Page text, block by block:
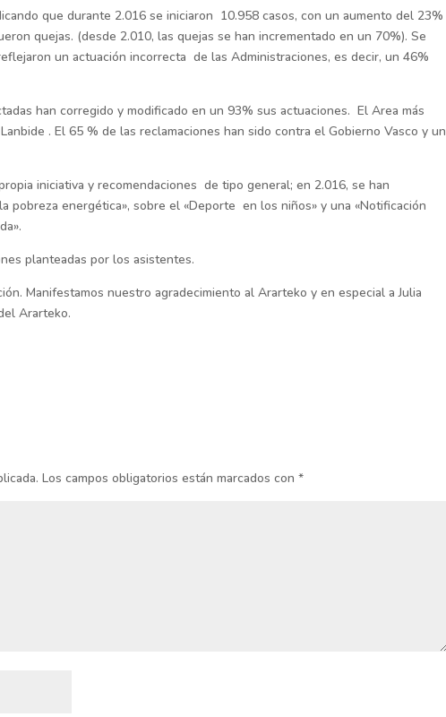
que durante 2.016 se iniciaron 10.958 casos, con un aumento del 23%
quejas. (desde 2.010, las quejas se han incrementado en un 70%). Se
un actuación incorrecta de las Administraciones, es decir, un 46%
han corregido y modificado en un 93% sus actuaciones. El Area más
. El 65 % de las reclamaciones han sido contra el Gobierno Vasco y un
iniciativa y recomendaciones de tipo general; en 2.016, se han
pobreza energética», sobre el «Deporte en los niños» y una «Notificación
planteadas por los asistentes.
Manifestamos nuestro agradecimiento al Ararteko y en especial a Julia
Ararteko.
Los campos obligatorios están marcados con*